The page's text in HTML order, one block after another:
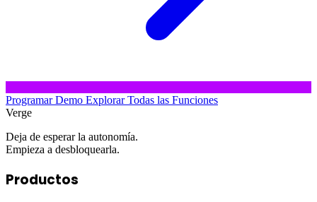
Programar Demo Explorar Todas las Funciones
Verge
Deja de esperar la autonomía.
Empieza a desbloquearla.
Productos